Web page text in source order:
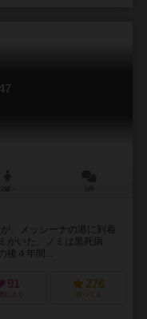
、メッシーナの港に到着
がいた。ノミは黒死病
後４年間...
91
に入り
276
持ってる